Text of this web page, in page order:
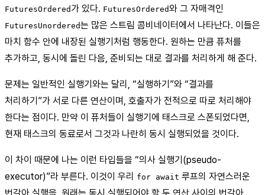
FuturesOrdered 가 있다. FuturesOrdered와 그 자매격인
FuturesUnordered는 많은 스트림 콤비네이터에서 나타난다. 이들은
마치 함수 안에 내장된 실행기처럼 행동한다. 원하는 만큼 퓨처를
추가하고, 동시에 돌린 다음, 준비되는 대로 결과를 처리하게 해 준다.
문제는 일반적인 실행기와는 달리, “실행하기”와 “결과를
처리하기”가 서로 다른 연산이며, 호출자가 전적으로 따로 처리해야
한다는 점이다. 만약 이 퓨처들이 실행기에 태스크로 스폰되었다면,
현재 태스크의 동료로서 그것과 나란히 동시 실행되었을 것이다.
이 차이 때문에 나는 이런 타입들을 “의사 실행기(pseudo-
executor)”라 부른다. 이것이 우리
for await 루프의 자연스러운